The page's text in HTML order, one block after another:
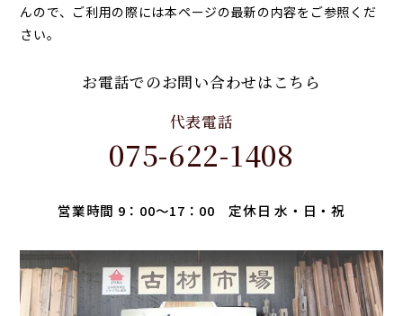
んので、ご利用の際には本ページの最新の内容をご参照くだ
さい。
お電話でのお問い合わせはこちら
代表電話
075-622-1408
営業時間 9：00～17：00 定休日 水・日・祝